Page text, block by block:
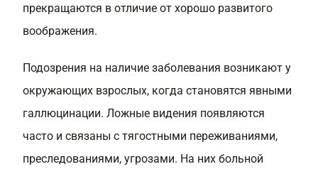
прекращаются в отличие от хорошо развитого
воображения.
Подозрения на наличие заболевания возникают у
окружающих взрослых, когда становятся явными
галлюцинации. Ложные видения появляются
часто и связаны с тягостными переживаниями,
преследованиями, угрозами. На них больной